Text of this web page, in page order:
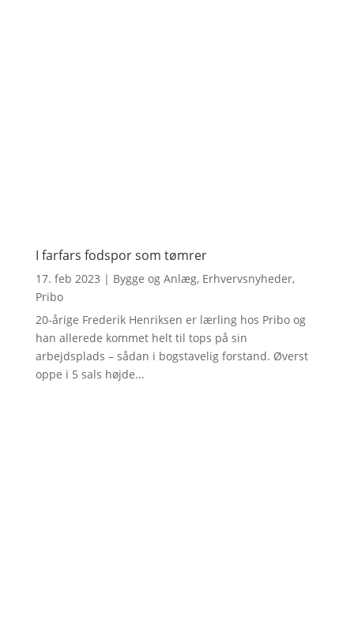
I farfars fodspor som tømrer
17. feb 2023 | Bygge og Anlæg, Erhvervsnyheder,
Pribo
20-årige Frederik Henriksen er lærling hos Pribo og
han allerede kommet helt til tops på sin
arbejdsplads – sådan i bogstavelig forstand. Øverst
oppe i 5 sals højde...